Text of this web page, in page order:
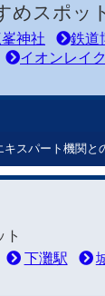
めスポッ
神社 鉄道
イオンレイ
スパート機関と
ト
下灘駅